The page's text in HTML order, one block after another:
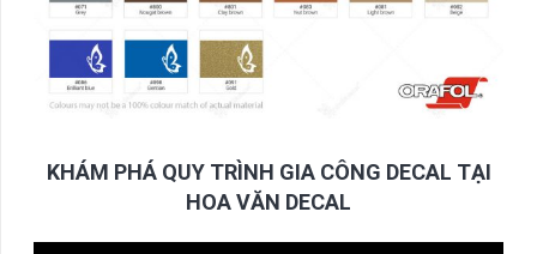
KHÁM PHÁ QUY TRÌNH GIA CÔNG DECAL TẠI
HOA VĂN DECAL